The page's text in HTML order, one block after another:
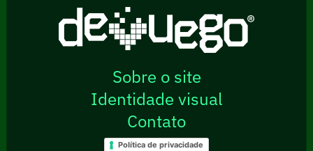
Sobre o site
Identidade visual
Contato
Política de privacidade